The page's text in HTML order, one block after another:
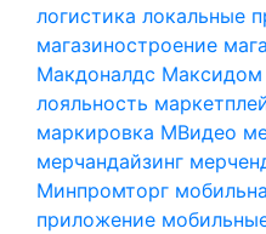
логистика локальные
магазиностроение
Макдоналдс Максидом
лояльность
маркировка МВидео
мерчандайзинг
Минпромторг
приложение